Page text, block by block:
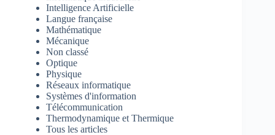
Intelligence Artificielle
Langue française
Mathématique
Mécanique
Non classé
Optique
Physique
Réseaux informatique
Systèmes d'information
Télécommunication
Thermodynamique et Thermique
Tous les articles